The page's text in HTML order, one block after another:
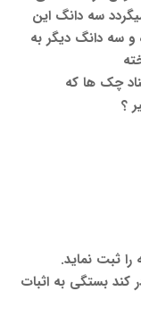
سه دانگ این
سه دانگ دیگر به
چک ها که
؟
ثبت نماید.
کند بستگی به اثبات